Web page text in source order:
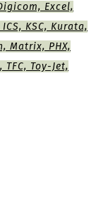
Excel,
KSC, Kurata,
Matrix, PHX,
Toy-Jet,